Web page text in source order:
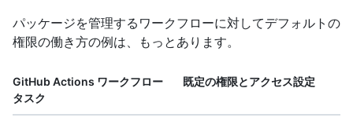
パッケージを管理するワークフローに対してデフォルトの
権限の働き方の例は、もっとあります。
GitHub Actions ワークフロー
タスク
既定の権限とアクセス設定